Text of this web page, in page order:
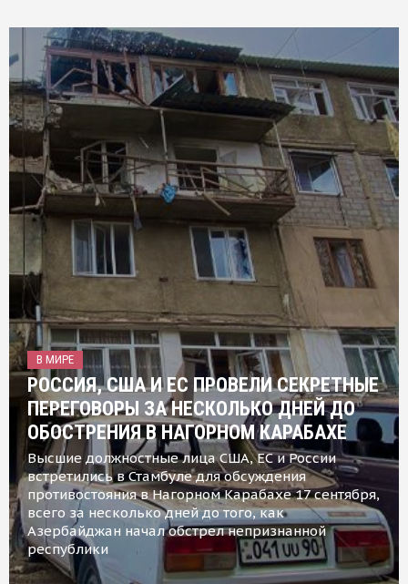
В МИРЕ
РОССИЯ, США И ЕС ПРОВЕЛИ СЕКРЕТНЫЕ
ПЕРЕГОВОРЫ ЗА НЕСКОЛЬКО ДНЕЙ ДО
ОБОСТРЕНИЯ В НАГОРНОМ КАРАБАХЕ
Высшие должностные лица США, ЕС и России
встретились в Стамбуле для обсуждения
противостояния в Нагорном Карабахе 17 сентября,
всего за несколько дней до того, как
Азербайджан начал обстрел непризнанной
республики